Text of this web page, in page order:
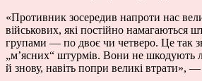
«Противник зосередив напроти нас
військових, які постійно намагаються
групами — по двоє чи четверо. Це так
„м’ясних“ штурмів. Вони не шкодують
й знову, навіть попри великі втрати», —